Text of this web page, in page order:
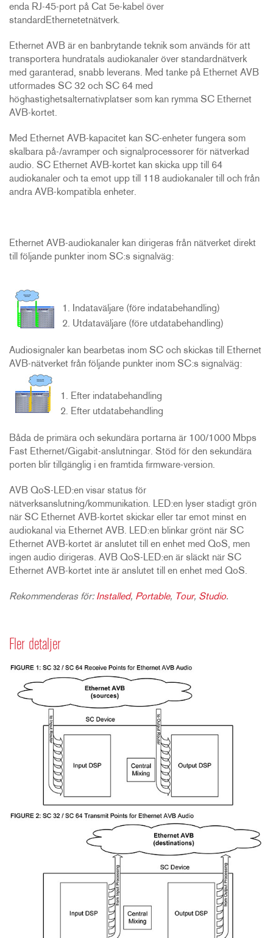
enda RJ-45-port på Cat 5e-kabel över
standardEthernetetnätverk.
Ethernet AVB är en banbrytande teknik som används för att
transportera hundratals audiokanaler över standardnätverk
med garanterad, snabb leverans. Med tanke på Ethernet AVB
utformades SC 32 och SC 64 med
höghastighetsalternativplatser som kan rymma SC Ethernet
AVB-kortet.
Med Ethernet AVB-kapacitet kan SC-enheter fungera som
skalbara på-/avramper och signalprocessorer för nätverkad
audio. SC Ethernet AVB-kortet kan skicka upp till 64
audiokanaler och ta emot upp till 118 audiokanaler till och från
andra AVB-kompatibla enheter.
Ethernet AVB-audiokanaler kan dirigeras från nätverket direkt
till följande punkter inom SC:s signalväg:
Indataväljare (före indatabehandling)
Utdataväljare (före utdatabehandling)
Audiosignaler kan bearbetas inom SC och skickas till Ethernet
AVB-nätverket från följande punkter inom SC:s signalväg:
Efter indatabehandling
Efter utdatabehandling
Båda de primära och sekundära portarna är 100/1000 Mbps
Fast Ethernet/Gigabit-anslutningar. Stöd för den sekundära
porten blir tillgänglig i en framtida firmware-version.
AVB QoS-LED:en visar status för
nätverksanslutning/kommunikation. LED:en lyser stadigt grön
när SC Ethernet AVB-kortet skickar eller tar emot minst en
audiokanal via Ethernet AVB. LED:en blinkar grönt när SC
Ethernet AVB-kortet är anslutet till en enhet med QoS, men
ingen audio dirigeras. AVB QoS-LED:en är släckt när SC
Ethernet AVB-kortet inte är anslutet till en enhet med QoS.
Rekommenderas för: Installed, Portable, Tour, Studio.
Fler detaljer